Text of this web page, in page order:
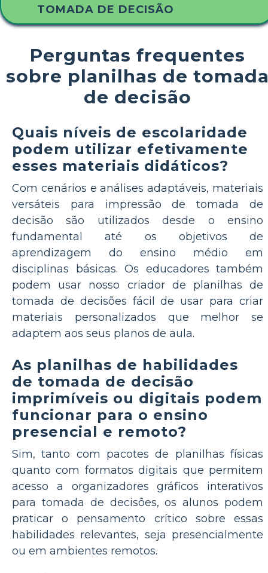
TOMADA DE DECISÃO
Perguntas frequentes
sobre planilhas de
de decisão
Quais níveis de escolaridade
podem utilizar efetivamente
esses materiais didáticos?
Com cenários e análises adaptáveis, materiais
versáteis para impressão de tomada de
decisão são utilizados desde o ensino
fundamental até os objetivos de
aprendizagem do ensino médio em
disciplinas básicas. Os educadores também
podem usar nosso criador de planilhas de
tomada de decisões fácil de usar para criar
materiais personalizados que melhor se
adaptem aos seus planos de aula.
As planilhas de habilidades
de tomada de decisão
imprimíveis ou digitais podem
funcionar para o ensino
presencial e remoto?
Sim, tanto com pacotes de planilhas físicas
quanto com formatos digitais que permitem
acesso a organizadores gráficos interativos
para tomada de decisões, os alunos podem
praticar o pensamento crítico sobre essas
habilidades relevantes, seja presencialmente
ou em ambientes remotos.